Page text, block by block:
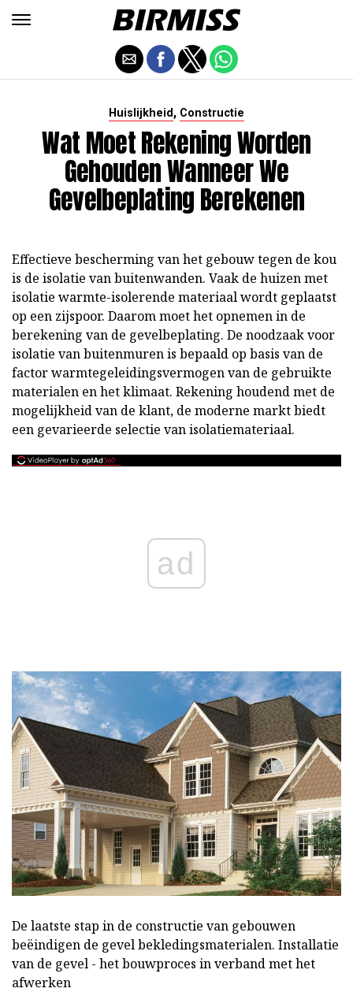
Huislijkheid, Constructie
Wat Moet Rekening Worden
Gehouden Wanneer We
Gevelbeplating Berekenen
Effectieve bescherming van het gebouw tegen de kou
is de isolatie van buitenwanden. Vaak de huizen met
isolatie warmte-isolerende materiaal wordt geplaatst
op een zijspoor. Daarom moet het opnemen in de
berekening van de gevelbeplating. De noodzaak voor
isolatie van buitenmuren is bepaald op basis van de
factor warmtegeleidingsvermogen van de gebruikte
materialen en het klimaat. Rekening houdend met de
mogelijkheid van de klant, de moderne markt biedt
een gevarieerde selectie van isolatiemateriaal.
ad
De laatste stap in de constructie van gebouwen
beëindigen de gevel bekledingsmaterialen. Installatie
van de gevel - het bouwproces in verband met het
afwerken